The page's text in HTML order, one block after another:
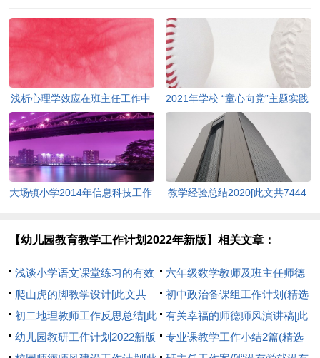
浅析心理学效应在班主任工作中
的应用[此文共3828字]
2021年学校 “童心向党”主题实践
教育活动方案[此文共1080字]
大场镇小学2014年信息科技工作
教学经验总结2020[此文共7444
【幼儿园教育教学工作计划2022年新版】相关文章：
浅谈小学语文课堂练习的有效
性[此文共3139字]
六年级数学教师及班主任师德
师风学习心得体会[此文共1253
字]
爬山虎的脚教学设计[此文共
7669字]
初中政治备课组工作计划(精选
多篇)[此文共3251字]
初二地理教师工作反思总结[此
文共4597字]
有关幸福的师德师风演讲稿[此
文共4688字]
幼儿园教研工作计划2022新版
专业课教学工作小结2篇(精选